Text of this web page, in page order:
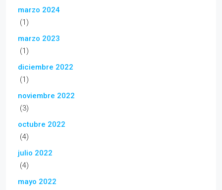
marzo 2024
(1)
marzo 2023
(1)
diciembre 2022
(1)
noviembre 2022
(3)
octubre 2022
(4)
julio 2022
(4)
mayo 2022